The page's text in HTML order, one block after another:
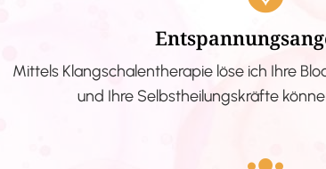
Mittels Klangschalentherapie löse ich Ihre
und Ihre Selbstheilungskräfte